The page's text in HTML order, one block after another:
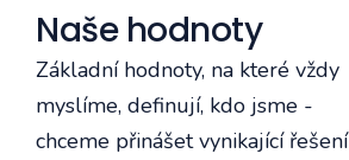
Naše hodnoty
Základní hodnoty, na které vždy
myslíme, definují, kdo jsme -
chceme přinášet vynikající řešení